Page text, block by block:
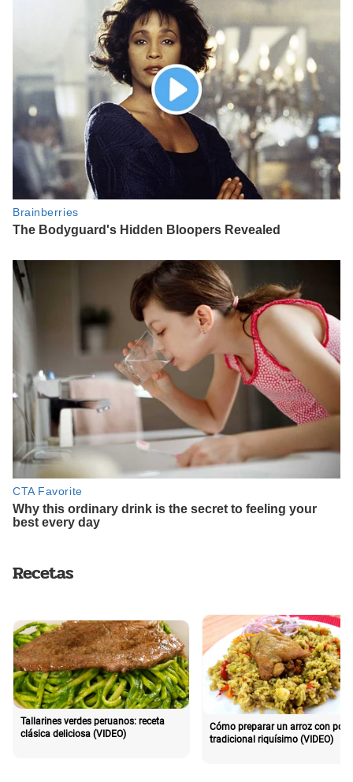
Recetas
Tallarines verdes peruanos: receta
clásica deliciosa (VIDEO)
Cómo preparar un arroz con pollo
tradicional riquísimo (VIDEO)